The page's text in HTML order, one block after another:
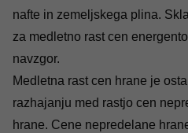
nafte in zemeljskega plina.
za medletno rast cen
navzgor.
Medletna rast cen hrane je
razhajanju med rastjo cen
hrane. Cene nepredelane